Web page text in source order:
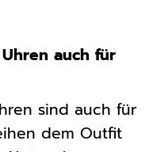
auch für
sind auch für
dem Outfit